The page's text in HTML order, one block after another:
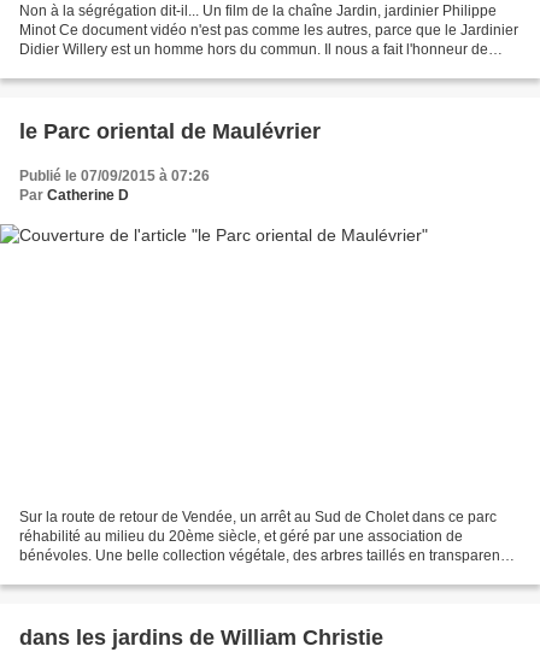
Non à la ségrégation dit-il... Un film de la chaîne Jardin, jardinier Philippe
Minot Ce document vidéo n'est pas comme les autres, parce que le Jardinier
Didier Willery est un homme hors du commun. Il nous a fait l'honneur de
le Parc oriental de Maulévrier
Publié le 07/09/2015 à 07:26
Par Catherine D
Sur la route de retour de Vendée, un arrêt au Sud de Cholet dans ce parc
réhabilité au milieu du 20ème siècle, et géré par une association de
bénévoles. Une belle collection végétale, des arbres taillés en transparence
dans les jardins de William Christie